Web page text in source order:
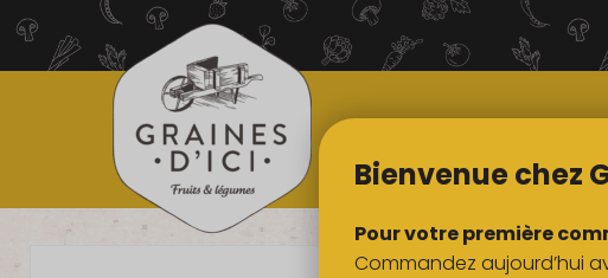
TOUS NOS
Bienvenue chez
Pour votre première
Commandez aujourd’hui